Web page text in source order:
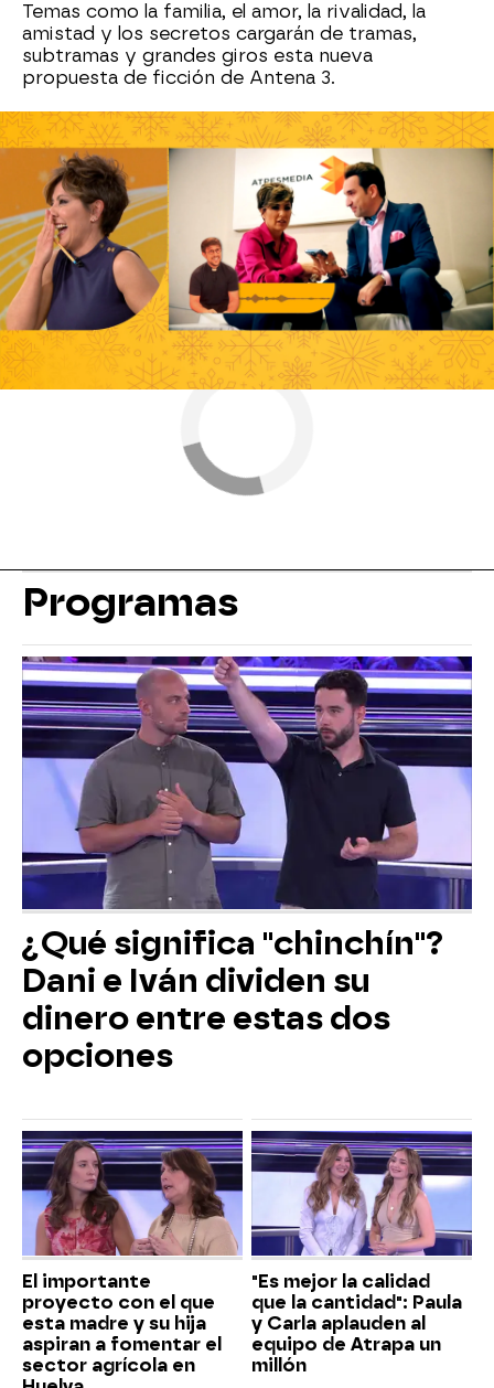
Temas como la familia, el amor, la rivalidad, la
amistad y los secretos cargarán de tramas,
subtramas y grandes giros esta nueva
propuesta de ficción de Antena 3.
Serie Atresmedia Antena 3
Antena 3 » Programas » Y ahora Sonsoles
Programas
¿Qué significa "chinchín"?
Dani e Iván dividen su
dinero entre estas dos
opciones
El importante
proyecto con el que
esta madre y su hija
aspiran a fomentar el
sector agrícola en
"Es mejor la calidad
que la cantidad": Paula
y Carla aplauden al
equipo de Atrapa un
millón